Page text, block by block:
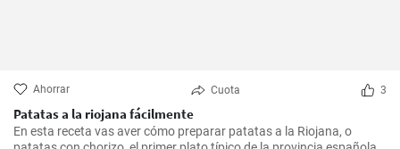
Ahorrar Cuota 3
Patatas a la riojana fácilmente
En esta receta vas aver cómo preparar patatas a la Riojana, o